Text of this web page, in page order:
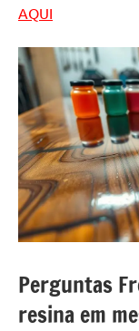
AQUI
Perguntas
resina em